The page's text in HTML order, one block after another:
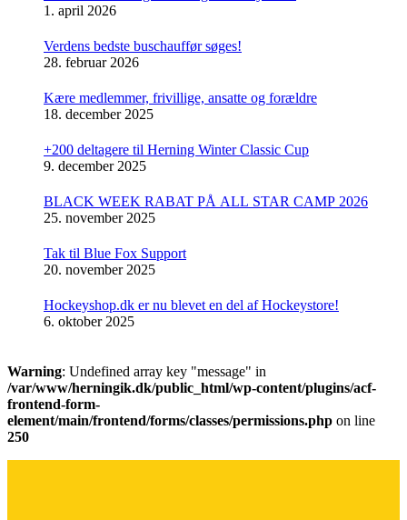
1. april 2026
Verdens bedste buschauffør søges!
28. februar 2026
Kære medlemmer, frivillige, ansatte og forældre
18. december 2025
+200 deltagere til Herning Winter Classic Cup
9. december 2025
BLACK WEEK RABAT PÅ ALL STAR CAMP 2026
25. november 2025
Tak til Blue Fox Support
20. november 2025
Hockeyshop.dk er nu blevet en del af Hockeystore!
6. oktober 2025
Warning: Undefined array key "message" in
/var/www/herningik.dk/public_html/wp-content/plugins/acf-
frontend-form-
element/main/frontend/forms/classes/permissions.php on line
250